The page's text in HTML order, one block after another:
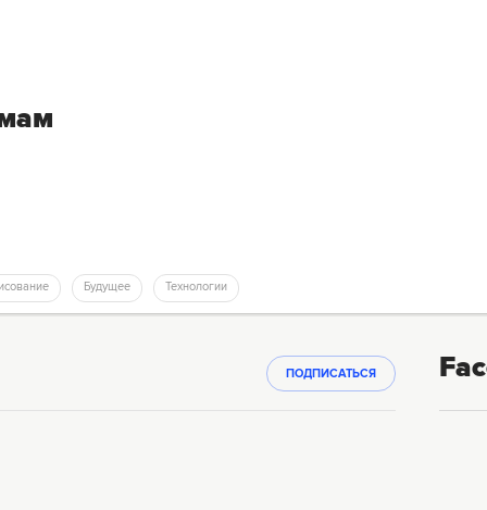
Будущее Технологии
ПОДПИСАТЬСЯ